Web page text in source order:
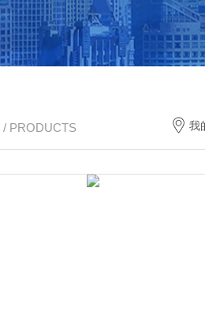
/ PRODUCTS 我